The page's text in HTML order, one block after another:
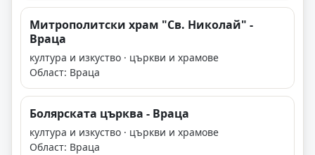
Митрополитски храм "Св. Николай" -
Враца
култура и изкуство · църкви и храмове
Област: Враца
Болярската църква - Враца
култура и изкуство · църкви и храмове
Област: Враца